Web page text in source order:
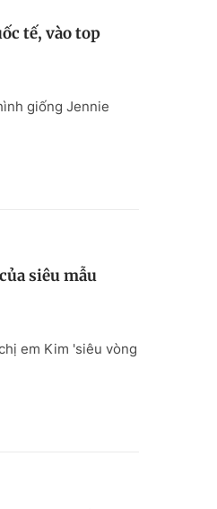
tế, vào top
giống Jennie
siêu mẫu
em Kim 'siêu vòng